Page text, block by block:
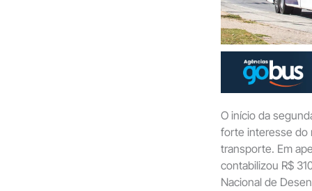
O início da
forte interesse do
transporte. Em
contabilizou R$
Nacional de